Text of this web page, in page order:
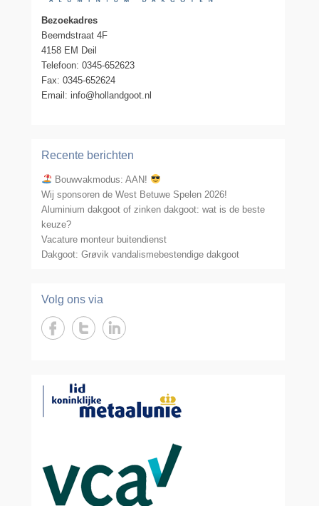
Bezoekadres
Beemdstraat 4F
4158 EM Deil
Telefoon: 0345-652623
Fax: 0345-652624
Email: info@hollandgoot.nl
Recente berichten
Bouwvakmodus: AAN!
Wij sponsoren de West Betuwe Spelen 2026!
Aluminium dakgoot of zinken dakgoot: wat is de beste
keuze?
Vacature monteur buitendienst
Dakgoot: Grøvik vandalismebestendige dakgoot
Volg ons via